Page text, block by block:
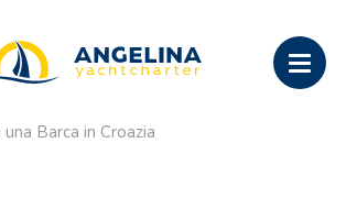
Barca in Croazia